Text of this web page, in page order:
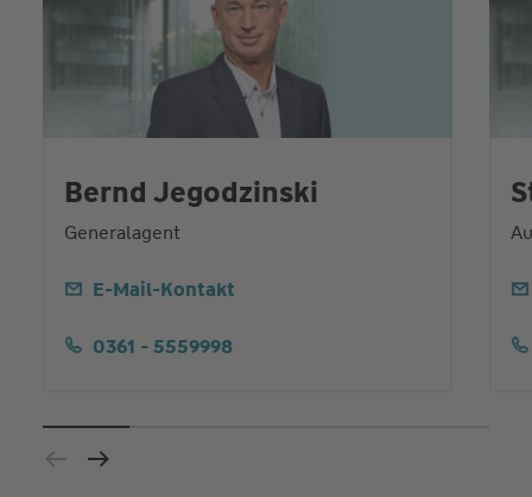
Bernd Jegodzinski
Generalagent
E-Mail-Kontakt
0361 - 5559998